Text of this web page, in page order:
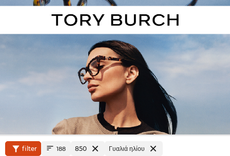
filter 188 850 Γυαλιά ηλίου